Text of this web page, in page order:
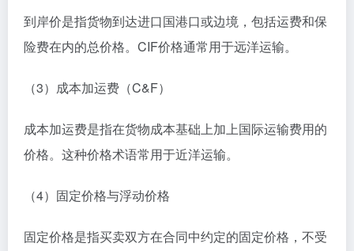
到岸价是指货物到达进口国港口或边境，包括运费和保
险费在内的总价格。CIF价格通常用于远洋运输。
（3）成本加运费（C&F）
成本加运费是指在货物成本基础上加上国际运输费用的
价格。这种价格术语常用于近洋运输。
（4）固定价格与浮动价格
固定价格是指买卖双方在合同中约定的固定价格，不受